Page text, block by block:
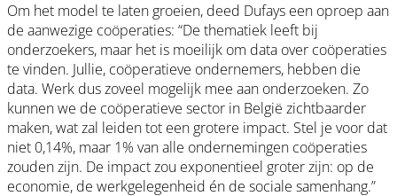
Om het model te laten groeien, deed Dufays een oproep aan
de aanwezige coöperaties: “De thematiek leeft bij
onderzoekers, maar het is moeilijk om data over coöperaties
te vinden. Jullie, coöperatieve ondernemers, hebben die
data. Werk dus zoveel mogelijk mee aan onderzoeken. Zo
kunnen we de coöperatieve sector in België zichtbaarder
maken, wat zal leiden tot een grotere impact. Stel je voor dat
niet 0,14%, maar 1% van alle ondernemingen coöperaties
zouden zijn. De impact zou exponentieel groter zijn: op de
economie, de werkgelegenheid én de sociale samenhang.”